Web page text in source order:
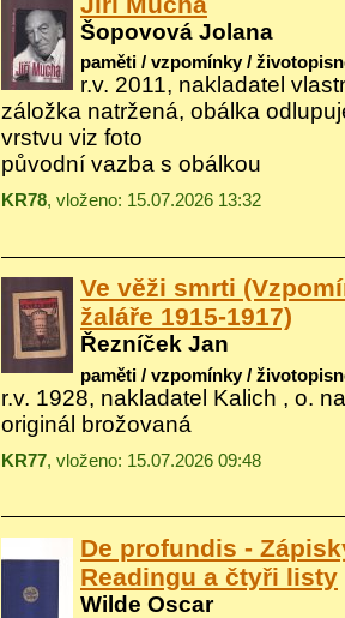
Šopovová Jolana
paměti / vzpomínky /
r.v. 2011, nakladatel
záložka natržená, obálka
vrstvu viz foto
původní vazba s obálkou
KR78, vloženo: 15.07.2026 13:32
Ve věži smrti
žaláře 1915-1917)
Řezníček Jan
paměti / vzpomínky /
r.v. 1928, nakladatel Kalich , o.
originál brožovaná
KR77, vloženo: 15.07.2026 09:48
De profundis -
Readingu a čtyři listy
Wilde Oscar